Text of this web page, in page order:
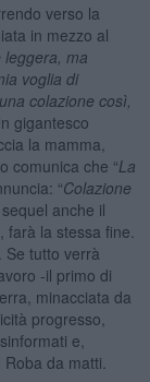
verso la
in mezzo al
leggera, ma
voglia di
colazione così,
gigantesco
la mamma,
comunica che “La
“Colazione
anche il
la stessa fine.
Se tutto verrà
-il primo di
minacciata da
progresso,
e,
da matti.